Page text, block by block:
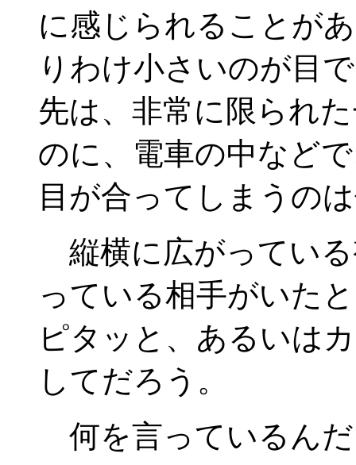
に感じられることが
りわけ小さいのが目
先は、非常に限られ
のに、電車の中など
目が合ってしまうの
縦横に広がってい
っている相手がいた
ピタッと、あるいは
してだろう。
何を言っているん